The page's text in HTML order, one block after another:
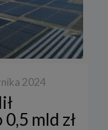
2024
mld zł